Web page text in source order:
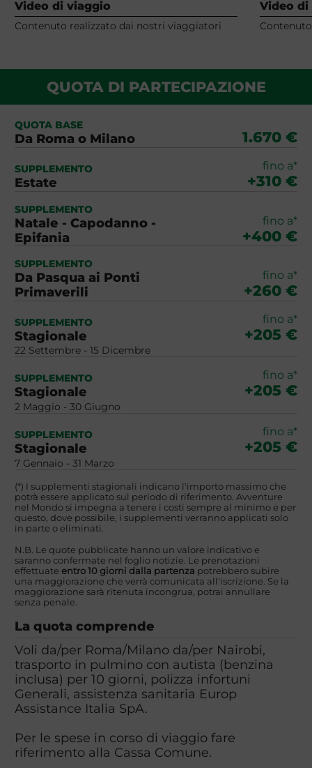
Video di viaggio
Contenuto realizzato dai nostri viaggiatori
Video
QUOTA DI PARTECIPAZIONE
QUOTA BASE
Da Roma o Milano 1.670 €
SUPPLEMENTO
Estate
fino a*
+310 €
SUPPLEMENTO
Natale - Capodanno -
Epifania
fino a*
+400 €
SUPPLEMENTO
Da Pasqua ai Ponti
Primaverili
fino a*
+260 €
SUPPLEMENTO
Stagionale
22 Settembre - 15 Dicembre
fino a*
+205 €
SUPPLEMENTO
Stagionale
2 Maggio - 30 Giugno
fino a*
+205 €
SUPPLEMENTO
Stagionale
7 Gennaio - 31 Marzo
fino a*
+205 €
(*) I supplementi stagionali indicano l'importo massimo che
potrà essere applicato sul periodo di riferimento. Avventure
nel Mondo si impegna a tenere i costi sempre al minimo e per
questo, dove possibile, i supplementi verranno applicati solo
in parte o eliminati.
N.B. Le quote pubblicate hanno un valore indicativo e
saranno confermate nel foglio notizie. Le prenotazioni
effettuate entro 10 giorni dalla partenza potrebbero subire
una maggiorazione che verrà comunicata all'iscrizione. Se la
maggiorazione sarà ritenuta incongrua, potrai annullare
senza penale.
La quota comprende
Voli da/per Roma/Milano da/per Nairobi,
trasporto in pulmino con autista (benzina
inclusa) per 10 giorni, polizza infortuni
Generali, assistenza sanitaria Europ
Assistance Italia SpA.
Per le spese in corso di viaggio fare
riferimento alla Cassa Comune.